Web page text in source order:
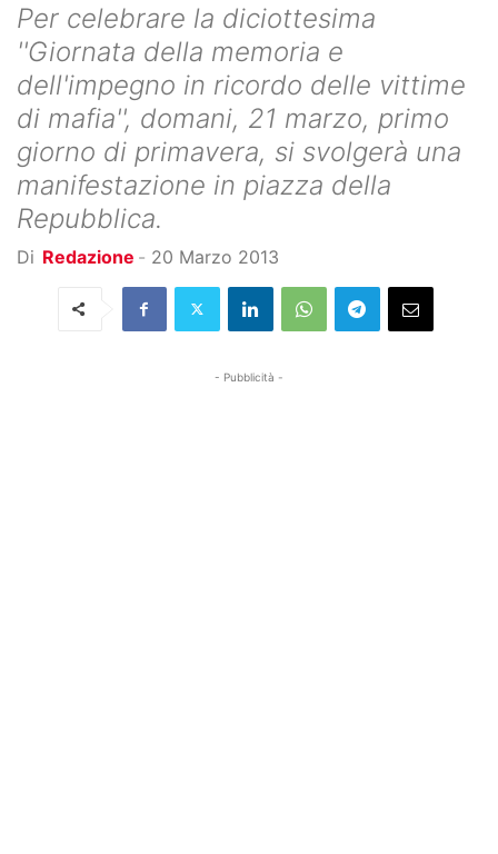
Per celebrare la diciottesima
''Giornata della memoria e
dell'impegno in ricordo delle vittime
di mafia'', domani, 21 marzo, primo
giorno di primavera, si svolgerà una
manifestazione in piazza della
Repubblica.
Di Redazione - 20 Marzo 2013
- Pubblicità -